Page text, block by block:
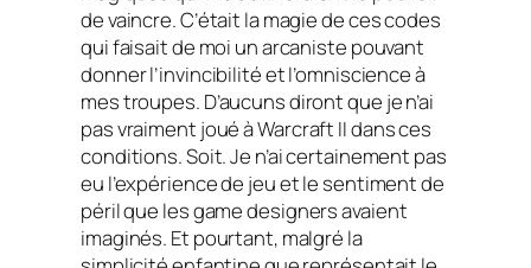
de vaincre. C’était la magie de ces codes
qui faisait de moi un arcaniste pouvant
donner l’invincibilité et l’omniscience à
mes troupes. D’aucuns diront que je n’ai
pas vraiment joué àWarcraft IIdans ces
conditions. Soit. Je n’ai certainement pas
eu l’expérience de jeu et le sentiment de
péril que lesgame designersavaient
imaginés. Et pourtant, malgré la